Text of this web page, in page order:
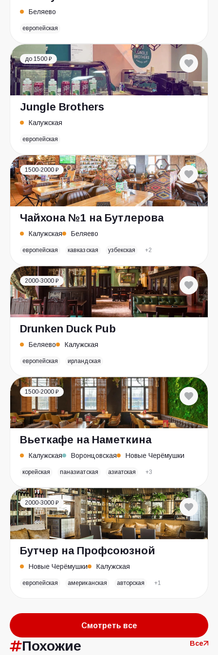
Беляево
европейская
до 1500 ₽
Jungle Brothers
Калужская
европейская
1500-2000 ₽
Чайхона №1 на Бутлерова
Калужская Беляево
европейская кавказская узбекская +2
2000-3000 ₽
Drunken Duck Pub
Беляево Калужская
европейская ирландская
1500-2000 ₽
Вьеткафе на Наметкина
Калужская Воронцовская Новые Черёмушки
корейская паназиатская азиатская +3
2000-3000 ₽
Бутчер на Профсоюзной
Новые Черёмушки Калужская
европейская американская авторская +1
Смотреть все
Похожие
Все